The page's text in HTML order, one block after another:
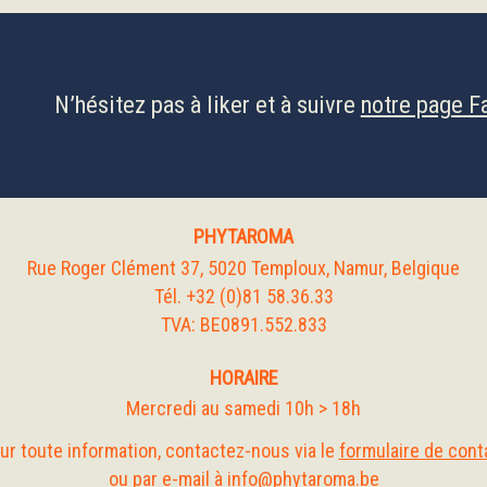
N’hésitez pas à liker et à suivre notre page
PHYTAROMA
Rue Roger Clément 37, 5020 Temploux, Namur, Belgique
Tél. +32 (0)81 58.36.33
TVA: BE0891.552.833
HORAIRE
Mercredi au samedi 10h > 18h
toute information, contactez-nous via le formulaire de
ou par e-mail à info@phytaroma.be